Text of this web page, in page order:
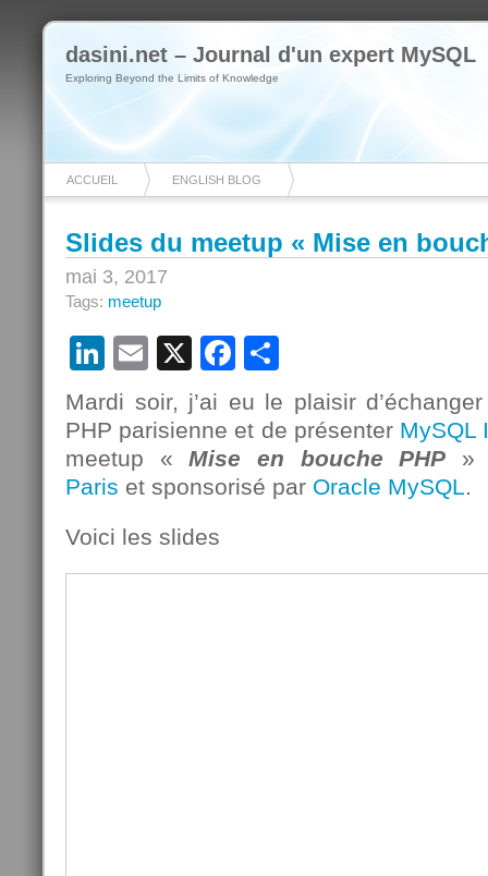
dasini.net – Journal d'un expert MySQL
Exploring Beyond the Limits of Knowledge
ACCUEIL ENGLISH BLOG
Slides du meetup « Mise en
mai 3, 2017
Tags: meetup
LinkedIn
Email
X Facebook
Mardi soir, j’ai eu le plaisir
PHP parisienne et de présenter MySQL
meetup «Mise en bouche PHP »
Paris et sponsorisé par Oracle MySQL.
Voici les slides